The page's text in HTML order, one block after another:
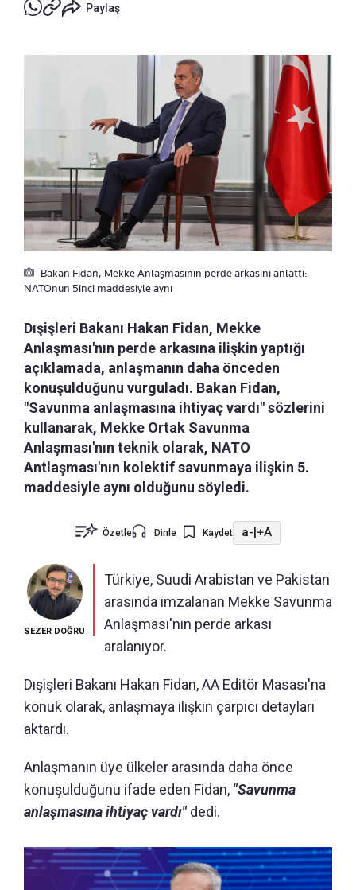
Paylaş
Bakan Fidan, Mekke Anlaşmasının perde arkasını anlattı:
NATOnun 5inci maddesiyle aynı
Dışişleri Bakanı Hakan Fidan, Mekke
Anlaşması'nın perde arkasına ilişkin yaptığı
açıklamada, anlaşmanın daha önceden
konuşulduğunu vurguladı. Bakan Fidan,
"Savunma anlaşmasına ihtiyaç vardı" sözlerini
kullanarak, Mekke Ortak Savunma
Anlaşması'nın teknik olarak, NATO
Antlaşması'nın kolektif savunmaya ilişkin 5.
maddesiyle aynı olduğunu söyledi.
Özetle Dinle Kaydet a-|+A
SEZER DOĞRU
Türkiye, Suudi Arabistan ve Pakistan
arasında imzalanan Mekke Savunma
Anlaşması'nın perde arkası
aralanıyor.
Dışişleri Bakanı Hakan Fidan, AA Editör Masası'na
konuk olarak, anlaşmaya ilişkin çarpıcı detayları
aktardı.
Anlaşmanın üye ülkeler arasında daha önce
konuşulduğunu ifade eden Fidan, "Savunma
anlaşmasına ihtiyaç vardı"dedi.